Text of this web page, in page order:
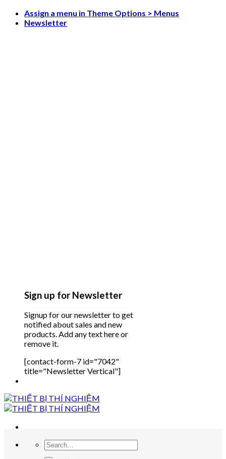
Skip
Assign a menu in Theme Options > Menus
Newsletter
Sign up for Newsletter
Signup for our newsletter to get
notified about sales and new
products. Add any text here or
remove it.
[contact-form-7 id="7042"
title="Newsletter Vertical"]
Search
for: